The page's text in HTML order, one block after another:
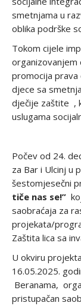
smetnjama u
oblika podrške
Tokom cijele
organizovanjem
promocija
djece sa
dječije zaštite ,
uslugama
Počev od 24.
za Bar i Ulcinj u
šestomjesečni
tiče nas se!”
saobraćaja za
projekata/
Zaštita lica sa
U okviru
16.05.2025.
Beranama,
pristupačan